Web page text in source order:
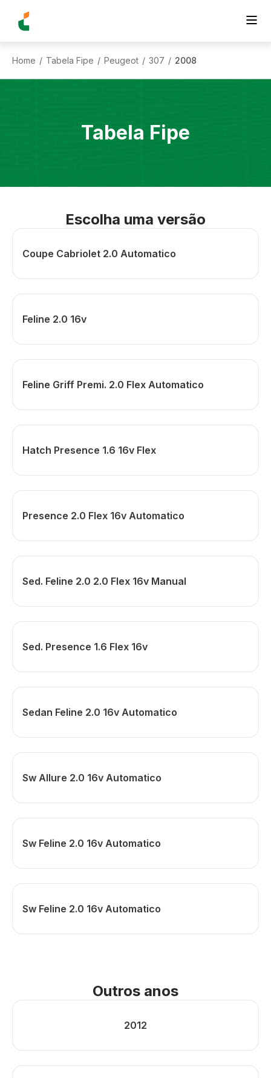
Home / Tabela Fipe / Peugeot / 307 / 2008
Tabela Fipe
Escolha uma versão
Coupe Cabriolet 2.0 Automatico
Feline 2.0 16v
Feline Griff Premi. 2.0 Flex Automatico
Hatch Presence 1.6 16v Flex
Presence 2.0 Flex 16v Automatico
Sed. Feline 2.0 2.0 Flex 16v Manual
Sed. Presence 1.6 Flex 16v
Sedan Feline 2.0 16v Automatico
Sw Allure 2.0 16v Automatico
Sw Feline 2.0 16v Automatico
Sw Feline 2.0 16v Automatico
Outros anos
2012